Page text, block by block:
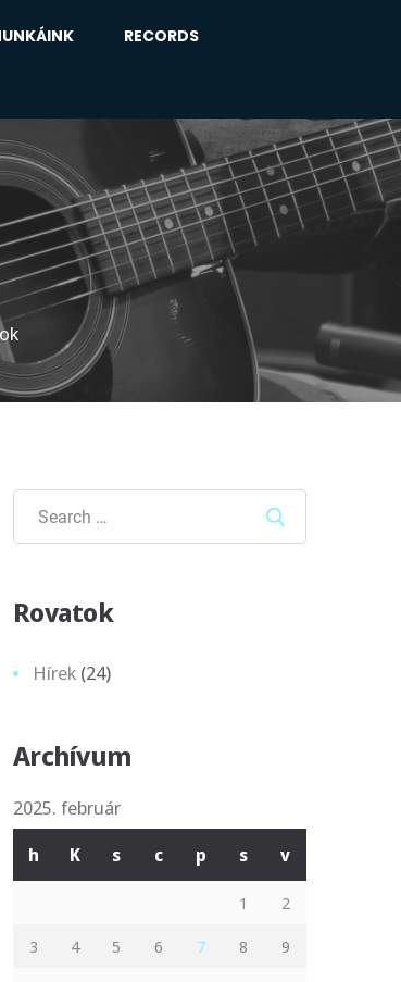
RECORDS
Search
Rovatok
Hírek (24)
Archívum
2025. február
h K s c p s v
1
2
3
4 5 6 7 8
9